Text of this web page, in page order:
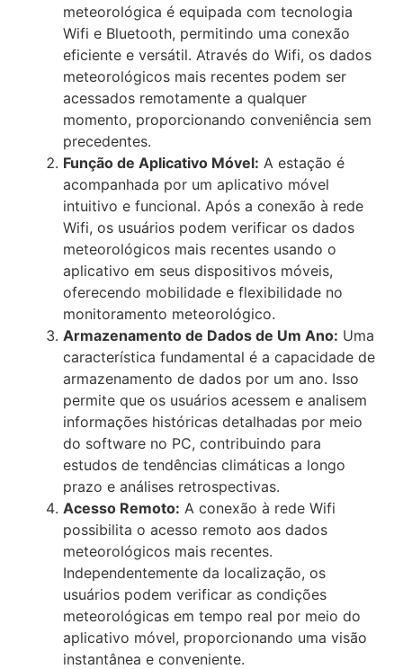
meteorológica é equipada com tecnologia
Wifi e Bluetooth, permitindo uma conexão
eficiente e versátil. Através do Wifi, os dados
meteorológicos mais recentes podem ser
acessados remotamente a qualquer
momento, proporcionando conveniência sem
precedentes.
Função de Aplicativo Móvel: A estação é
acompanhada por um aplicativo móvel
intuitivo e funcional. Após a conexão à rede
Wifi, os usuários podem verificar os dados
meteorológicos mais recentes usando o
aplicativo em seus dispositivos móveis,
oferecendo mobilidade e flexibilidade no
monitoramento meteorológico.
Armazenamento de Dados de Um Ano: Uma
característica fundamental é a capacidade de
armazenamento de dados por um ano. Isso
permite que os usuários acessem e analisem
informações históricas detalhadas por meio
do software no PC, contribuindo para
estudos de tendências climáticas a longo
prazo e análises retrospectivas.
Acesso Remoto: A conexão à rede Wifi
possibilita o acesso remoto aos dados
meteorológicos mais recentes.
Independentemente da localização, os
usuários podem verificar as condições
meteorológicas em tempo real por meio do
aplicativo móvel, proporcionando uma visão
instantânea e conveniente.